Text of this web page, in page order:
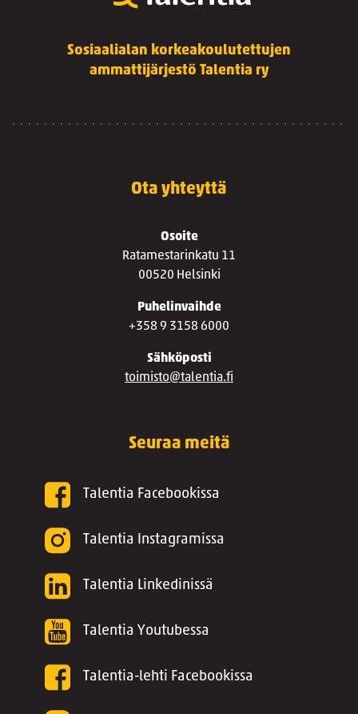
Sosiaalialan korkeakoulutettujen
ammattijärjestö Talentia ry
Ota yhteyttä
Osoite
Ratamestarinkatu 11
00520 Helsinki
Puhelinvaihde
+358 9 3158 6000
Sähköposti
toimisto@talentia.fi
Seuraa meitä
Talentia Facebookissa
Talentia Instagramissa
Talentia Linkedinissä
Talentia Youtubessa
Talentia-lehti Facebookissa